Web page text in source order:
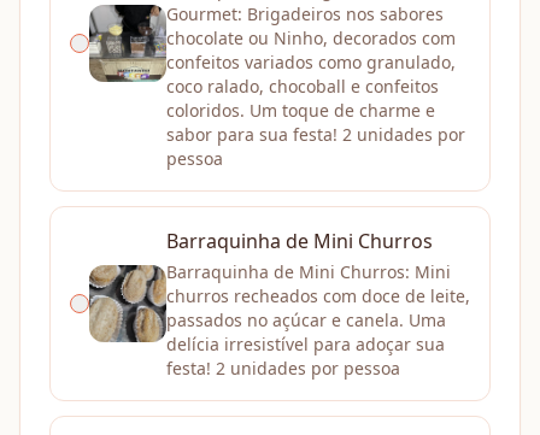
Gourmet: Brigadeiros nos sabores
chocolate ou Ninho, decorados com
confeitos variados como granulado,
coco ralado, chocoball e confeitos
coloridos. Um toque de charme e
sabor para sua festa! 2 unidades por
pessoa
Barraquinha de Mini Churros
Barraquinha de Mini Churros: Mini
churros recheados com doce de leite,
passados no açúcar e canela. Uma
delícia irresistível para adoçar sua
festa! 2 unidades por pessoa